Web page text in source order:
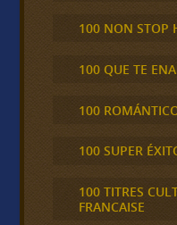
100 NON STOP
100 QUE TE
100
100 SUPER
100 TITRES
FRANCAISE